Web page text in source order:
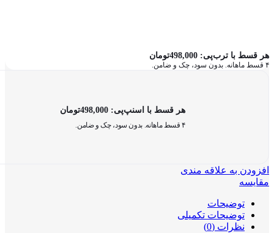
هر قسط با ترب‌پی: 498,000تومان
۴ قسط ماهانه. بدون سود، چک و ضامن.
هر قسط با اسنپ‌پی: 498,000تومان
۴ قسط ماهانه. بدون سود، چک و ضامن.
افزودن به علاقه مندی
مقایسه
توضیحات
توضیحات تکمیلی
نظرات (0)